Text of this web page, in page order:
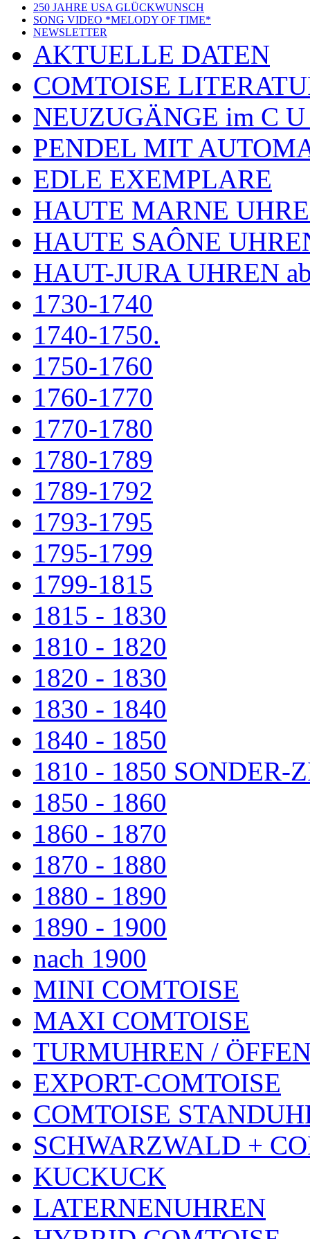
250 JAHRE USA GLÜCKWUNSCH
SONG VIDEO *MELODY OF TIME*
NEWSLETTER
AKTUELLE DATEN
COMTOISE
NEUZUGÄNGE im C
PENDEL MIT
EDLE EXEMPLARE
HAUTE MARNE
HAUTE SAÔNE
HAUT-JURA UHREN
1730-1740
1740-1750.
1750-1760
1760-1770
1770-1780
1780-1789
1789-1792
1793-1795
1795-1799
1799-1815
1815 - 1830
1810 - 1820
1820 - 1830
1830 - 1840
1840 - 1850
1810 - 1850 SONDER-
1850 - 1860
1860 - 1870
1870 - 1880
1880 - 1890
1890 - 1900
nach 1900
MINI COMTOISE
MAXI COMTOISE
TURMUHREN /
EXPORT-COMTOISE
COMTOISE
SCHWARZWALD +
KUCKUCK
LATERNENUHREN